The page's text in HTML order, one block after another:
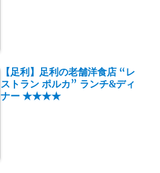
【足利】足利の老舗洋食店 “レ
ストラン ポルカ” ランチ&ディ
ナー ★★★★